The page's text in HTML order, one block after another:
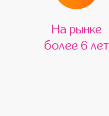
На рынке
более 6 лет